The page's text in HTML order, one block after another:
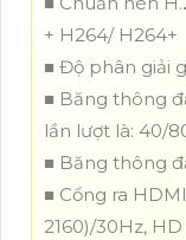
+ H264/ H264+
■ Độ phân giải
■ Băng thông
lần lượt là: 40/
■ Băng thông
■ Cổng ra
2160)/30Hz,